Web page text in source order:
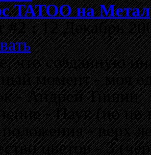
TATOO на
#2 :12 Декабрь
что созданную
момент - моя
- Андрей Тишин
- Паук (но не
- верх
цветов - 3